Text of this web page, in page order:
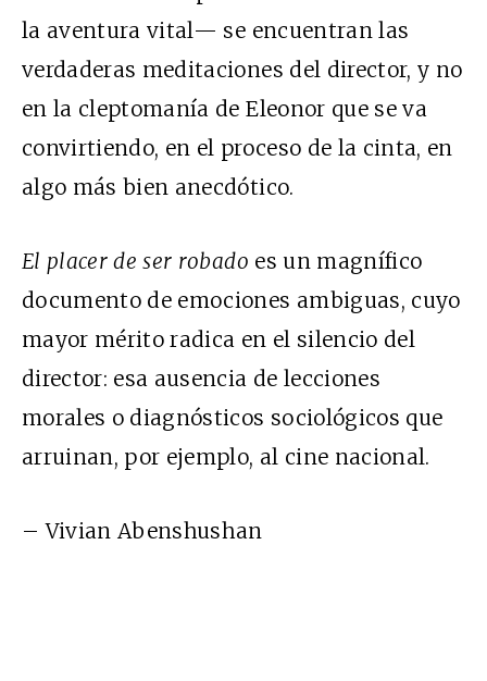
la aventura vital— se encuentran las
verdaderas meditaciones del director, y no
en la cleptomanía de Eleonor que se va
convirtiendo, en el proceso de la cinta, en
algo más bien anecdótico.
El placer de ser robado es un magnífico
documento de emociones ambiguas, cuyo
mayor mérito radica en el silencio del
director: esa ausencia de lecciones
morales o diagnósticos sociológicos que
arruinan, por ejemplo, al cine nacional.
– Vivian Abenshushan